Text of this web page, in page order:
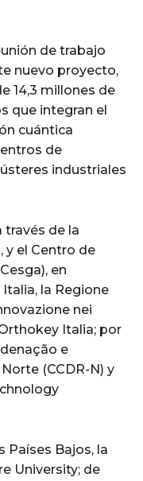
de trabajo
nuevo proyecto,
14,3 millones de
que integran el
cuántica
de
industriales
través de la
y el Centro de
en
la Regione
nei
Italia; por
e
(CCDR-N) y
Países Bajos, la
University; de